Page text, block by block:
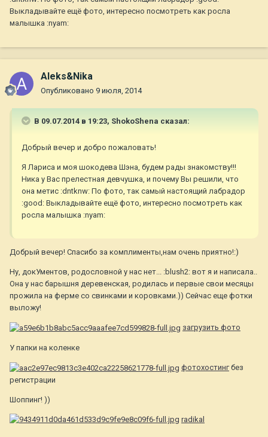
Выкладывайте ещё фото, интересно посмотреть как росла
малышка :nyam:
Aleks&Nika
Опубликовано 9 июля, 2014
В 09.07.2014 в 19:23, ShokoShena сказал:
Добрый вечер и добро пожаловать!
Я Лариса и моя шокодева Шэна, будем рады знакомству!!!
Ника у Вас прелестная девчушка, и почему Вы решили, что
она метис :dntknw: По фото, так самый настоящий лабрадор
:good: Выкладывайте ещё фото, интересно посмотреть как
росла малышка :nyam:
Добрый вечер! Спасибо за комплименты,нам очень приятно!:)
Ну, докУментов, родословной у нас нет... :blush2: вот я и написала..
Она у нас барышня деревенская, родилась и первые свои месяцы
прожила на ферме со свинками и коровками.)) Сейчас еще фотки
выложу!
загрузить фото
У папки на коленке
фотохостингбез
регистрации
Шоппинг! ))
radikal